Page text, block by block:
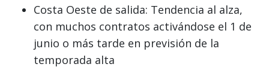
Costa Oeste de salida: Tendencia al alza,
con muchos contratos activándose el 1 de
junio o más tarde en previsión de la
temporada alta